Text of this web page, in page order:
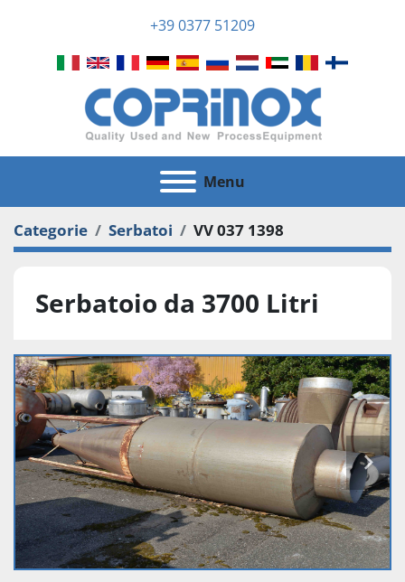
+39 0377 51209
Menu
Categorie Serbatoi VV 037 1398
Serbatoio da 3700 Litri